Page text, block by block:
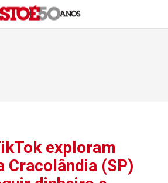
exploram
Cracolândia (SP)